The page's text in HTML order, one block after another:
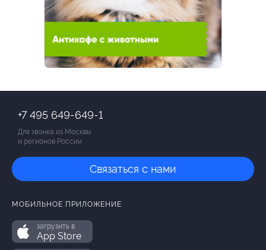
+7 495 649-649-1
Для звонка из Москвы
и регионов России
Связаться с нами
МОБИЛЬНОЕ ПРИЛОЖЕНИЕ
загрузить в
App Store